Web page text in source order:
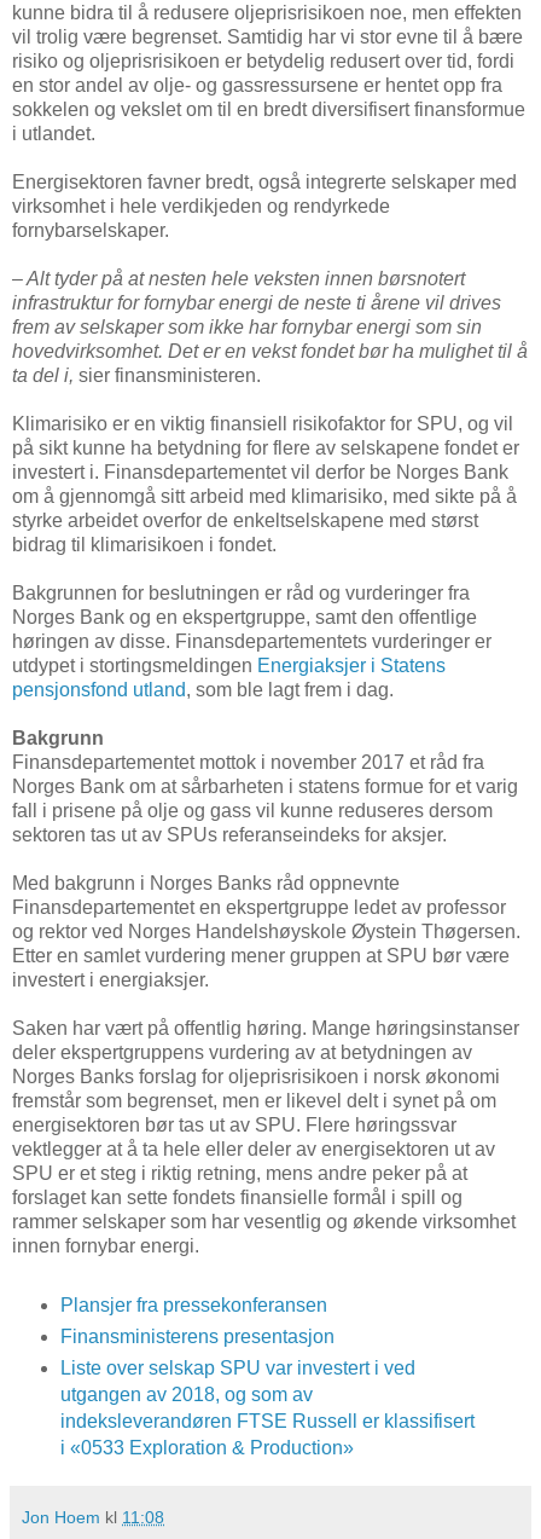
kunne bidra til å redusere oljeprisrisikoen noe, men effekten
vil trolig være begrenset. Samtidig har vi stor evne til å bære
risiko og oljeprisrisikoen er betydelig redusert over tid, fordi
en stor andel av olje- og gassressursene er hentet opp fra
sokkelen og vekslet om til en bredt diversifisert finansformue
i utlandet.
Energisektoren favner bredt, også integrerte selskaper med
virksomhet i hele verdikjeden og rendyrkede
fornybarselskaper.
– Alt tyder på at nesten hele veksten innen børsnotert
infrastruktur for fornybar energi de neste ti årene vil drives
frem av selskaper som ikke har fornybar energi som sin
hovedvirksomhet. Det er en vekst fondet bør ha mulighet til å
ta del i, sier finansministeren.
Klimarisiko er en viktig finansiell risikofaktor for SPU, og vil
på sikt kunne ha betydning for flere av selskapene fondet er
investert i. Finansdepartementet vil derfor be Norges Bank
om å gjennomgå sitt arbeid med klimarisiko, med sikte på å
styrke arbeidet overfor de enkeltselskapene med størst
bidrag til klimarisikoen i fondet.
Bakgrunnen for beslutningen er råd og vurderinger fra
Norges Bank og en ekspertgruppe, samt den offentlige
høringen av disse. Finansdepartementets vurderinger er
utdypet i stortingsmeldingen Energiaksjer i Statens
pensjonsfond utland, som ble lagt frem i dag.
Bakgrunn
Finansdepartementet mottok i november 2017 et råd fra
Norges Bank om at sårbarheten i statens formue for et varig
fall i prisene på olje og gass vil kunne reduseres dersom
sektoren tas ut av SPUs referanseindeks for aksjer.
Med bakgrunn i Norges Banks råd oppnevnte
Finansdepartementet en ekspertgruppe ledet av professor
og rektor ved Norges Handelshøyskole Øystein Thøgersen.
Etter en samlet vurdering mener gruppen at SPU bør være
investert i energiaksjer.
Saken har vært på offentlig høring. Mange høringsinstanser
deler ekspertgruppens vurdering av at betydningen av
Norges Banks forslag for oljeprisrisikoen i norsk økonomi
fremstår som begrenset, men er likevel delt i synet på om
energisektoren bør tas ut av SPU. Flere høringssvar
vektlegger at å ta hele eller deler av energisektoren ut av
SPU er et steg i riktig retning, mens andre peker på at
forslaget kan sette fondets finansielle formål i spill og
rammer selskaper som har vesentlig og økende virksomhet
innen fornybar energi.
Plansjer fra pressekonferansen
Finansministerens presentasjon
Liste over selskap SPU var investert i ved
utgangen av 2018, og som av
indeksleverandøren FTSE Russell er klassifisert
i «0533 Exploration & Production»
Jon Hoem kl 11:08